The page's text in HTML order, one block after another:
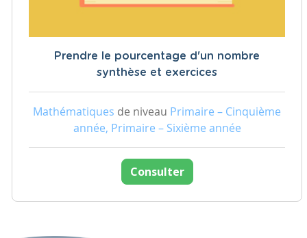
Prendre le pourcentage d'un nombre
synthèse et exercices
Mathématiques de niveau Primaire – Cinquième
année, Primaire – Sixième année
Consulter